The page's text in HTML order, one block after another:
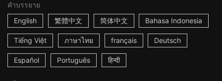
คำบรรยาย
English
繁體中文 简体中文 Bahasa Indonesia
Tiếng Việt ภาษาไทย français Deutsch
Español Português हिन्दी